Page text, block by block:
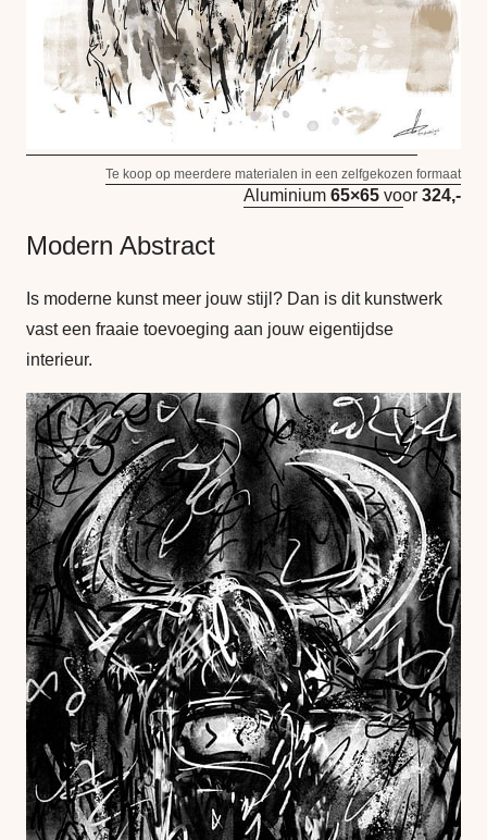
Te koop op meerdere materialen in een zelfgekozen formaat
Aluminium 65×65 voor 324,-
Modern Abstract
Is moderne kunst meer jouw stijl? Dan is dit kunstwerk
vast een fraaie toevoeging aan jouw eigentijdse
interieur.